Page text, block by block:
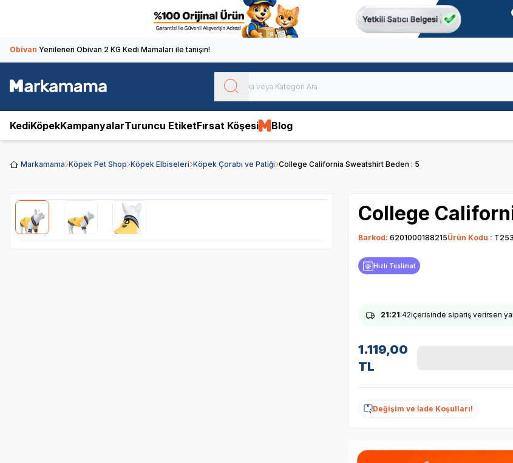
Obivan Yenilenen Obivan 2 KG Kedi Mamaları ile tanışın!
KediKöpekKampanyalarTuruncu EtiketFırsat Köşesi Blog
Markamama Köpek Pet Shop Köpek Elbiseleri Köpek Çorabı ve Patiği College California Sweatshirt Beden : 5
College
Barkod: 6201000188215Ürün Kodu :
Hızlı Teslimat
21:21:41içerisinde sipariş verirsen
1.119,00
TL
Değişim ve İade Koşulları!